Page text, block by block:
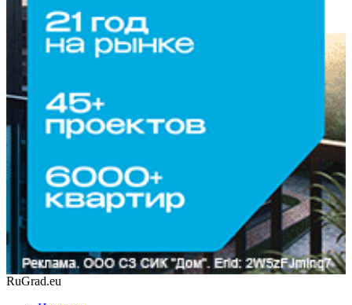
RuGrad.eu